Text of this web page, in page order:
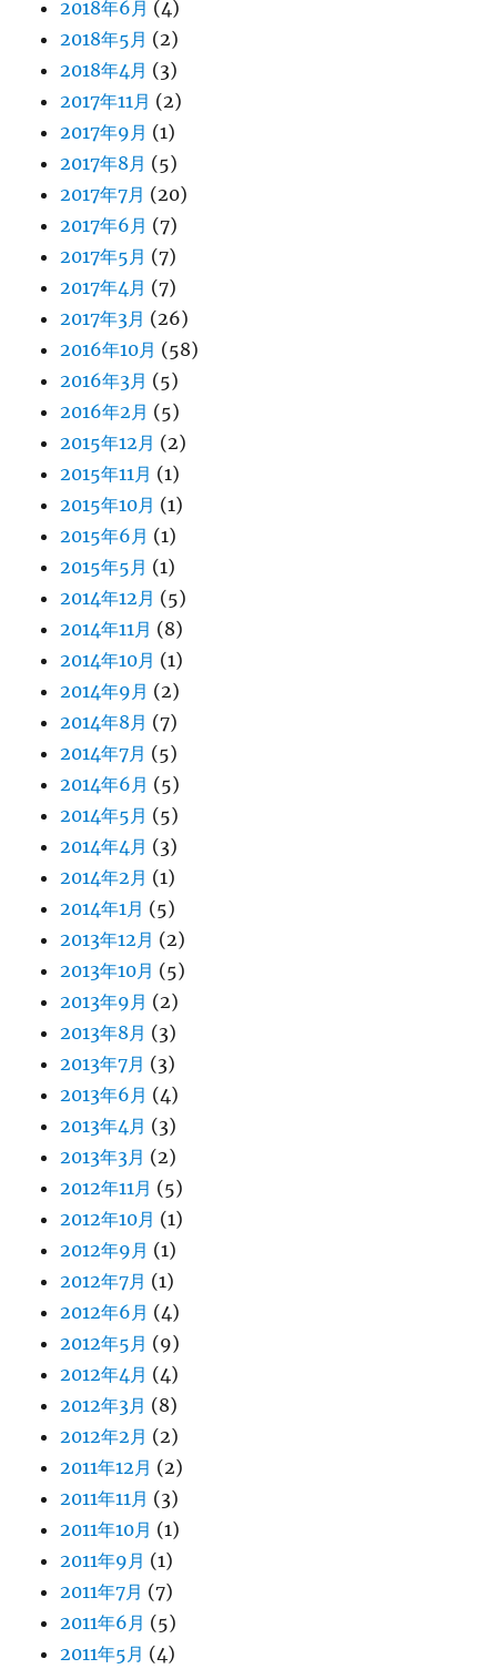
2018年6月 (4)
2018年5月 (2)
2018年4月 (3)
2017年11月 (2)
2017年9月 (1)
2017年8月 (5)
2017年7月 (20)
2017年6月 (7)
2017年5月 (7)
2017年4月 (7)
2017年3月 (26)
2016年10月 (58)
2016年3月 (5)
2016年2月 (5)
2015年12月 (2)
2015年11月 (1)
2015年10月 (1)
2015年6月 (1)
2015年5月 (1)
2014年12月 (5)
2014年11月 (8)
2014年10月 (1)
2014年9月 (2)
2014年8月 (7)
2014年7月 (5)
2014年6月 (5)
2014年5月 (5)
2014年4月 (3)
2014年2月 (1)
2014年1月 (5)
2013年12月 (2)
2013年10月 (5)
2013年9月 (2)
2013年8月 (3)
2013年7月 (3)
2013年6月 (4)
2013年4月 (3)
2013年3月 (2)
2012年11月 (5)
2012年10月 (1)
2012年9月 (1)
2012年7月 (1)
2012年6月 (4)
2012年5月 (9)
2012年4月 (4)
2012年3月 (8)
2012年2月 (2)
2011年12月 (2)
2011年11月 (3)
2011年10月 (1)
2011年9月 (1)
2011年7月 (7)
2011年6月 (5)
2011年5月 (4)